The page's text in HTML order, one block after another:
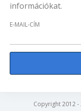
információkat.
E-MAIL-CÍM
Copyright 2012